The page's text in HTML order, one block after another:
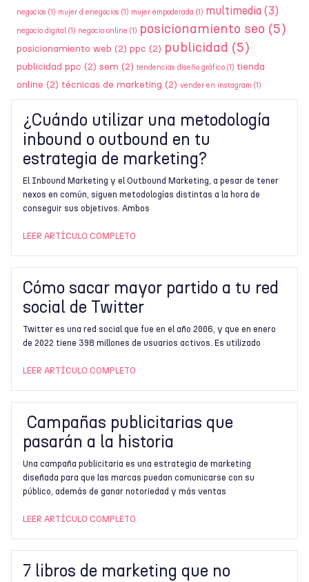
negocios (1) mujer d enegocios (1) mujer empoderada (1) multimedia (3)
negocio digital (1) negocio online (1) posicionamiento seo (5)
posicionamiento web (2) ppc (2) publicidad (5)
publicidad ppc (2) sem (2) tendencias diseño gráfico (1) tienda
online (2) técnicas de marketing (2) vender en instagram (1)
¿Cuándo utilizar una metodología
inbound o outbound en tu
estrategia de marketing?
El Inbound Marketing y el Outbound Marketing, a pesar de tener
nexos en común, siguen metodologías distintas a la hora de
conseguir sus objetivos. Ambos
LEER ARTÍCULO COMPLETO
Cómo sacar mayor partido a tu red
social de Twitter
Twitter es una red social que fue en el año 2006, y que en enero
de 2022 tiene 398 millones de usuarios activos. Es utilizado
LEER ARTÍCULO COMPLETO
Campañas publicitarias que
pasarán a la historia
Una campaña publicitaria es una estrategia de marketing
diseñada para que las marcas puedan comunicarse con su
público, además de ganar notoriedad y más ventas
LEER ARTÍCULO COMPLETO
7 libros de marketing que no